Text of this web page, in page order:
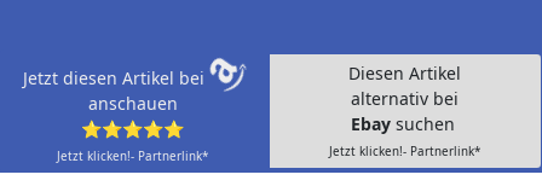
Jetzt diesen Artikel bei
anschauen
⭐⭐⭐⭐⭐
Jetzt klicken!- Partnerlink*
Diesen Artikel
alternativ bei
Ebay suchen
Jetzt klicken!- Partnerlink*